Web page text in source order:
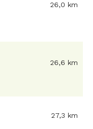
26,0 km
26,6 km
27,3 km